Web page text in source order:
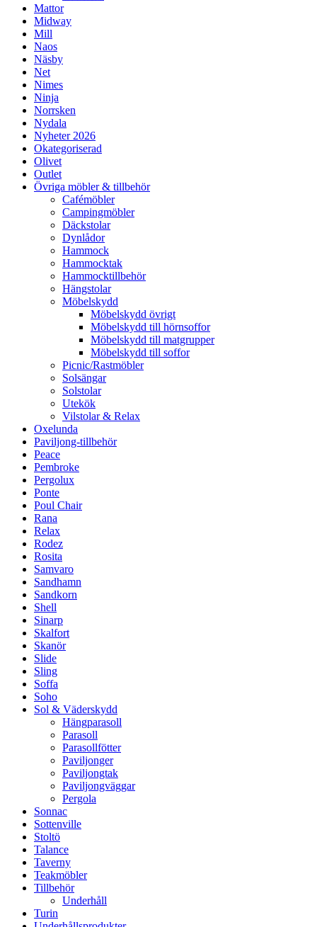
Mattor
Midway
Mill
Naos
Näsby
Net
Nimes
Ninja
Norrsken
Nydala
Nyheter 2026
Okategoriserad
Olivet
Outlet
Övriga möbler & tillbehör
Cafémöbler
Campingmöbler
Däckstolar
Dynlådor
Hammock
Hammocktak
Hammocktillbehör
Hängstolar
Möbelskydd
Möbelskydd övrigt
Möbelskydd till hörnsoffor
Möbelskydd till matgrupper
Möbelskydd till soffor
Picnic/Rastmöbler
Solsängar
Solstolar
Utekök
Vilstolar & Relax
Oxelunda
Paviljong-tillbehör
Peace
Pembroke
Pergolux
Ponte
Poul Chair
Rana
Relax
Rodez
Rosita
Samvaro
Sandhamn
Sandkorn
Shell
Sinarp
Skalfort
Skanör
Slide
Sling
Soffa
Soho
Sol & Väderskydd
Hängparasoll
Parasoll
Parasollfötter
Paviljonger
Paviljongtak
Paviljongväggar
Pergola
Sonnac
Sottenville
Stoltö
Talance
Taverny
Teakmöbler
Tillbehör
Underhåll
Turin